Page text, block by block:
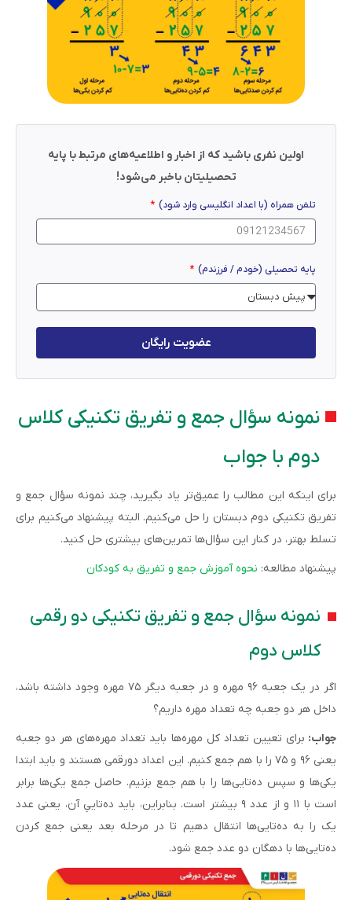
اولین نفری باشید که از اخبار و اطلاعیه‌های مرتبط با پایه
تحصیلیتان باخبر می‌شود!
تلفن همراه (با اعداد انگلیسی وارد شود)
پایه تحصیلی (خودم / فرزندم)
عضویت رایگان
نمونه سؤال جمع و تفریق تکنیکی کلاس
دوم با جواب
برای اینکه این مطالب را عمیق‌تر یاد بگیرید، چند نمونه سؤال جمع و
تفریق تکنیکی دوم دبستان را حل می‌کنیم. البته پیشنهاد می‌کنیم برای
تسلط بهتر، در کنار این سؤال‌ها تمرین‌های بیشتری حل کنید.
پیشنهاد مطالعه: نحوه آموزش جمع و تفریق به کودکان
نمونه سؤال جمع و تفریق تکنیکی دو رقمی
کلاس دوم
اگر در یک جعبه ۹۶ مهره و در جعبه دیگر ۷۵ مهره وجود داشته باشد،
داخل هر دو جعبه چه تعداد مهره داریم؟
جواب: برای تعیین تعداد کل مهره‌ها باید تعداد مهره‌های هر دو جعبه
یعنی ۹۶ و ۷۵ را با هم جمع کنیم. این اعداد دورقمی هستند و باید ابتدا
یکی‌ها و سپس ده‌تایی‌ها را با هم جمع بزنیم. حاصل جمع یکی‌ها برابر
است با ۱۱ و از عدد ۹ بیشتر است. بنابراین، باید ده‌تاییِ آن، یعنی عدد
یک را به ده‌تایی‌ها انتقال دهیم تا در مرحله بعد یعنی جمع کردن
ده‌تایی‌ها با دهگان دو عدد جمع شود.